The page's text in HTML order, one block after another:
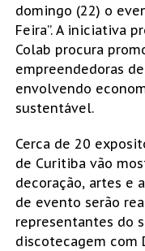
domingo (22) o
Feira”. A iniciativa
Colab procura
empreendedoras
envolvendo
sustentável.
Cerca de 20
de Curitiba vão
decoração, artes e
de evento serão
representantes do
discotecagem com